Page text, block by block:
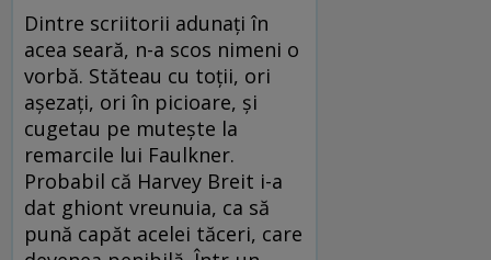
Dintre scriitorii adunați în
acea seară, n-a scos nimeni o
vorbă. Stăteau cu toții, ori
așezați, ori în picioare, și
cugetau pe mutește la
remarcile lui Faulkner.
Probabil că Harvey Breit i-a
dat ghiont vreunuia, ca să
pună capăt acelei tăceri, care